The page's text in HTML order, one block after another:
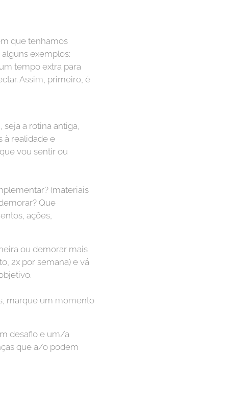
que tenhamos
exemplos:
tempo extra para
Assim, primeiro, é
a rotina antiga,
à realidade e
vou sentir ou
(materiais
Que
ações,
ou demorar mais
2x por semana) e vá
marque um momento
desafio e um/a
que a/o podem